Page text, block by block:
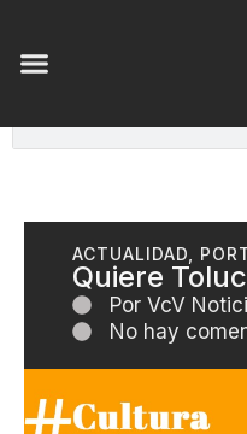
ACTUALIDAD
Quiere
Por VcV
No hay